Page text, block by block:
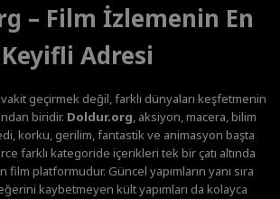
– Film İzlemenin En
Keyifli Adresi
geçirmek değil, farklı dünyaları keşfetmenin
biridir. Doldur.org, aksiyon, macera, bilim
korku, gerilim, fantastik ve animasyon başta
farklı kategoride içerikleri tek bir çatı altında
film platformudur. Güncel yapımların yanı sıra
kaybetmeyen kült yapımları da kolayca